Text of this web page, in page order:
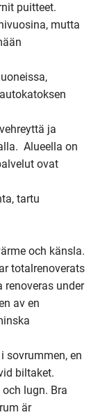
puitteet.
mutta
ja
Alueella on
ovat
tartu
och känsla.
totalrenoverats
renoveras under
av en
sovrummen, en
biltaket.
lugn. Bra
är